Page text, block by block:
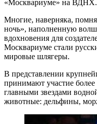
«Москвариуме» на ВДНХ.
Многие, наверняка,
ночь», наполненную
вдохновения для
Москвариуме стали
мировые шлягеры.
В представлении
принимают участие
главными звездами
животные: дельфины,